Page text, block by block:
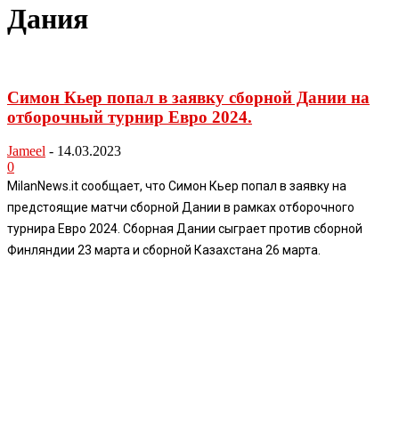
Дания
Симон Кьер попал в заявку сборной Дании на
отборочный турнир Евро 2024.
Jameel - 14.03.2023
0
MilanNews.it сообщает, что Симон Кьер попал в заявку на
предстоящие матчи сборной Дании в рамках отборочного
турнира Евро 2024. Сборная Дании сыграет против сборной
Финляндии 23 марта и сборной Казахстана 26 марта.